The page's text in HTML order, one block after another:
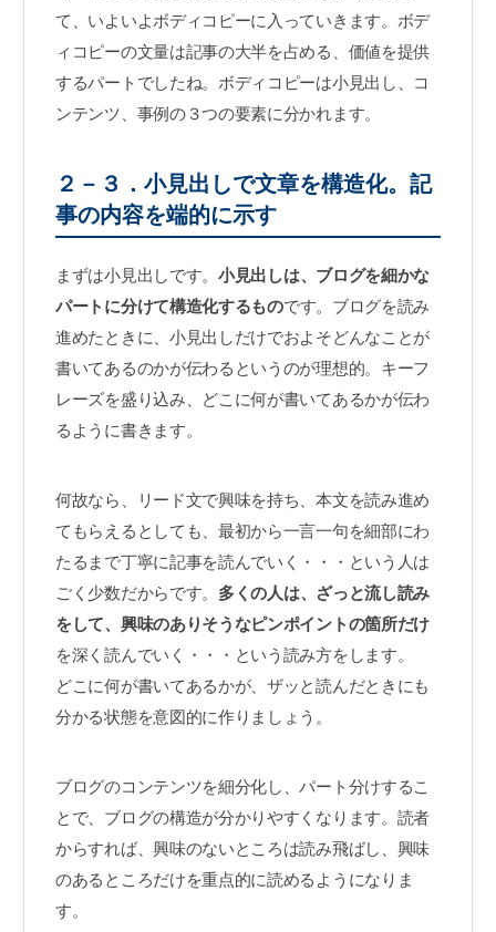
て、いよいよボディコピーに入っていきます。ボデ
ィコピーの文量は記事の大半を占める、価値を提供
するパートでしたね。ボディコピーは小見出し、コ
ンテンツ、事例の３つの要素に分かれます。
２－３．小見出しで文章を構造化。記
事の内容を端的に示す
まずは小見出しです。 小見出しは、ブログを細かな
パートに分けて構造化するものです。ブログを読み
進めたときに、小見出しだけでおよそどんなことが
書いてあるのかが伝わるというのが理想的。キーフ
レーズを盛り込み、どこに何が書いてあるかが伝わ
るように書きます。
何故なら、リード文で興味を持ち、本文を読み進め
てもらえるとしても、最初から一言一句を細部にわ
たるまで丁寧に記事を読んでいく・・・という人は
ごく少数だからです。 多くの人は、ざっと流し読み
をして、興味のありそうなピンポイントの箇所だけ
を深く読んでいく・・・という読み方をします。
どこに何が書いてあるかが、ザッと読んだときにも
分かる状態を意図的に作りましょう。
ブログのコンテンツを細分化し、パート分けするこ
とで、ブログの構造が分かりやすくなります。読者
からすれば、興味のないところは読み飛ばし、興味
のあるところだけを重点的に読めるようになりま
す。